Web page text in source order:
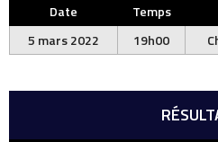
Date Temps
5 mars 2022
19h00